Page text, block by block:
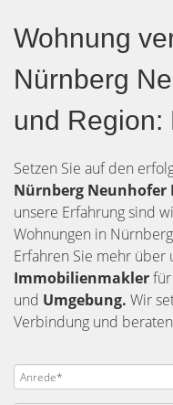
Wohnung
Nürnberg
und Region:
Setzen Sie auf den
Nürnberg Neunhofer
unsere Erfahrung sind
Wohnungen in
Erfahren Sie mehr über
Immobilienmaklerfür
und Umgebung. Wir
Verbindung und